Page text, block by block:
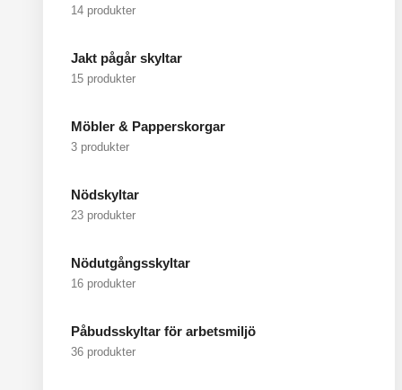
14 produkter
Jakt pågår skyltar
15 produkter
Möbler & Papperskorgar
3 produkter
Nödskyltar
23 produkter
Nödutgångsskyltar
16 produkter
Påbudsskyltar för arbetsmiljö
36 produkter